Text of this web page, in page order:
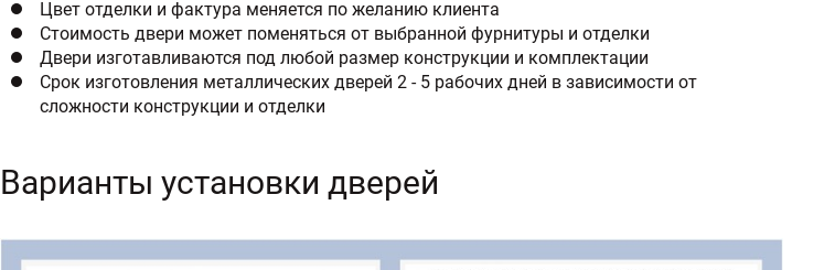
Цвет отделки и фактура меняется по желанию клиента
Стоимость двери может поменяться от выбранной фурнитуры и отделки
Двери изготавливаются под любой размер конструкции и комплектации
Срок изготовления металлических дверей 2 - 5 рабочих дней в зависимости от
сложности конструкции и отделки
Варианты установки дверей